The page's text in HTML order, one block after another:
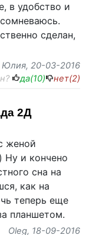
в удобство и
сделан,
Юлия, 20-03-2016
да(10) нет(2)
2Д
женой
Ну и кончено
сна на
как на
теперь еще
планшетом.
Oleg, 18-09-2016